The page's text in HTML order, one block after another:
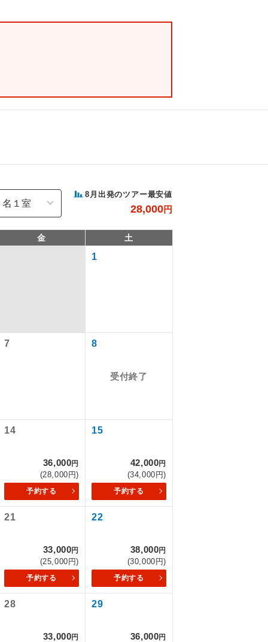
8 月出発のツアー最安値
28,000円
金 土
1
7 8
受付終了
14
36,000円
(28,000円)
予約する
15
42,000円
(34,000円)
予約する
21
33,000円
(25,000円)
予約する
22
38,000円
(30,000円)
予約する
28
33,000円
29
36,000円
で添乗員が
訪ねるコー